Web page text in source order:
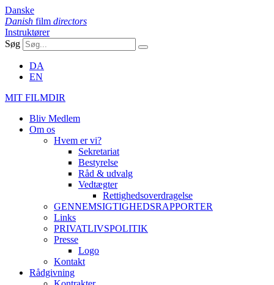
Danske
Danish film directors
Instruktører
Søg
DA
EN
MIT FILMDIR
Bliv Medlem
Om os
Hvem er vi?
Sekretariat
Bestyrelse
Råd & udvalg
Vedtægter
Rettighedsoverdragelse
GENNEMSIGTIGHEDSRAPPORTER
Links
PRIVATLIVSPOLITIK
Presse
Logo
Kontakt
Rådgivning